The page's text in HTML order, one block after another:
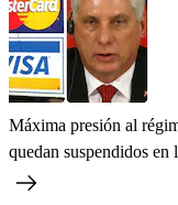
Máxima presión al
quedan suspendidos